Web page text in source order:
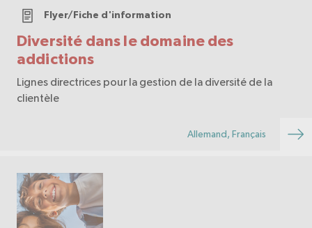
Diversité dans le domaine des
addictions
Flyer/Fiche d'information
Lignes directrices pour la gestion de la diversité de la
clientèle
Allemand, Français